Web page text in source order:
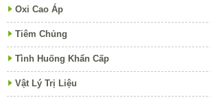
Oxi Cao Áp
Tiêm Chủng
Tình Huống Khẩn Cấp
Vật Lý Trị Liệu